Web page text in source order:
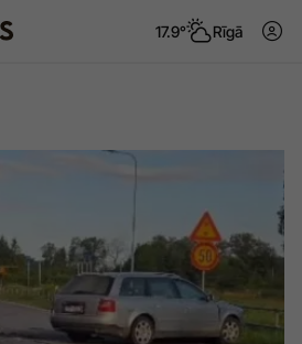
17.9° Rīgā
Tēmas
Viedokļi
Dzīve un ticība